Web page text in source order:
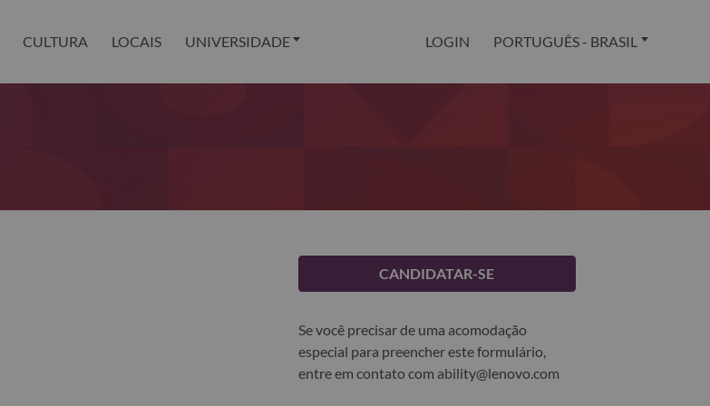
CULTURA LOCAIS UNIVERSIDADE LOGIN PORTUGUÊS - BRASIL
CANDIDATAR-SE
Se você precisar de uma acomodação
especial para preencher este formulário,
entre em contato com ability@lenovo.com